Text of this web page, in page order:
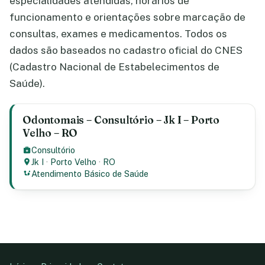
funcionamento e orientações sobre marcação de
consultas, exames e medicamentos. Todos os
dados são baseados no cadastro oficial do CNES
(Cadastro Nacional de Estabelecimentos de
Saúde).
Odontomais – Consultório – Jk I – Porto
Velho – RO
Consultório
Jk I · Porto Velho · RO
Atendimento Básico de Saúde